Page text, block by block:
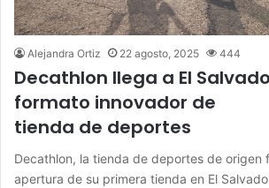
Alejandra Ortiz 22 agosto, 2025 444
Decathlon llega a El
formato innovador de
tienda de deportes
Decathlon, la tienda de deportes de origen
apertura de su primera tienda en El